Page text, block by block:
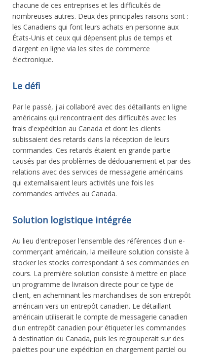
chacune de ces entreprises et les difficultés de
nombreuses autres. Deux des principales raisons sont :
les Canadiens qui font leurs achats en personne aux
États-Unis et ceux qui dépensent plus de temps et
d'argent en ligne via les sites de commerce
électronique.
Le défi
Par le passé, j'ai collaboré avec des détaillants en ligne
américains qui rencontraient des difficultés avec les
frais d'expédition au Canada et dont les clients
subissaient des retards dans la réception de leurs
commandes. Ces retards étaient en grande partie
causés par des problèmes de dédouanement et par des
relations avec des services de messagerie américains
qui externalisaient leurs activités une fois les
commandes arrivées au Canada.
Solution logistique intégrée
Au lieu d'entreposer l'ensemble des références d'un e-
commerçant américain, la meilleure solution consiste à
stocker les stocks correspondant à ses commandes en
cours. La première solution consiste à mettre en place
un programme de livraison directe pour ce type de
client, en acheminant les marchandises de son entrepôt
américain vers un entrepôt canadien. Le détaillant
américain utiliserait le compte de messagerie canadien
d'un entrepôt canadien pour étiqueter les commandes
à destination du Canada, puis les regrouperait sur des
palettes pour une expédition en chargement partiel ou